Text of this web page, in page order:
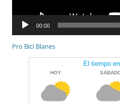
00:00
Pro Bici Blanes